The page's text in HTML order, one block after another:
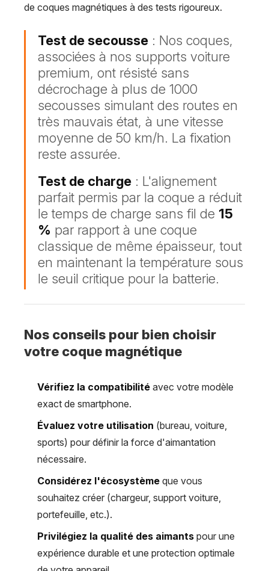
de coques magnétiques à des tests rigoureux.
Test de secousse : Nos coques,
associées à nos supports voiture
premium, ont résisté sans
décrochage à plus de 1000
secousses simulant des routes en
très mauvais état, à une vitesse
moyenne de 50 km/h. La fixation
reste assurée.
Test de charge : L'alignement
parfait permis par la coque a réduit
le temps de charge sans fil de 15
% par rapport à une coque
classique de même épaisseur, tout
en maintenant la température sous
le seuil critique pour la batterie.
Nos conseils pour bien choisir
votre coque magnétique
Vérifiez la compatibilité avec votre modèle
exact de smartphone.
Évaluez votre utilisation (bureau, voiture,
sports) pour définir la force d'aimantation
nécessaire.
Considérez l'écosystème que vous
souhaitez créer (chargeur, support voiture,
portefeuille, etc.).
Privilégiez la qualité des aimants pour une
expérience durable et une protection optimale